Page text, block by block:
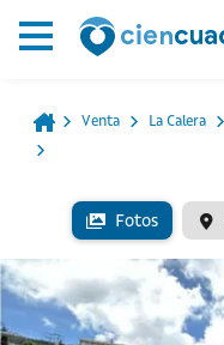
Venta La Calera
Fotos